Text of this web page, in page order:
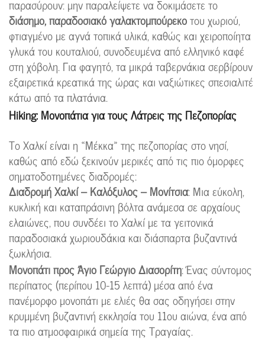
παρασύρουν: μην παραλείψετε να δοκιμάσετε το
διάσημο, παραδοσιακό γαλακτομπούρεκοτου χωριού,
φτιαγμένο με αγνά τοπικά υλικά, καθώς και χειροποίητα
γλυκά του κουταλιού, συνοδευμένα από ελληνικό καφέ
στη χόβολη. Για φαγητό, τα μικρά ταβερνάκια σερβίρουν
εξαιρετικά κρεατικά της ώρας και ναξιώτικες σπεσιαλιτέ
κάτω από τα πλατάνια.
Hiking: Μονοπάτια για τους Λάτρεις της Πεζοπορίας
Το Χαλκί είναι η «Μέκκα» της πεζοπορίας στο νησί,
καθώς από εδώ ξεκινούν μερικές από τις πιο όμορφες
σηματοδοτημένες διαδρομές:
Διαδρομή Χαλκί – Καλόξυλος – Μονίτσια: Μια εύκολη,
κυκλική και καταπράσινη βόλτα ανάμεσα σε αρχαίους
ελαιώνες, που συνδέει το Χαλκί με τα γειτονικά
παραδοσιακά χωριουδάκια και διάσπαρτα βυζαντινά
ξωκλήσια.
Μονοπάτι προς Άγιο Γεώργιο Διασορίτη: Ένας σύντομος
περίπατος (περίπου 10-15 λεπτά) μέσα από ένα
πανέμορφο μονοπάτι με ελιές θα σας οδηγήσει στην
κρυμμένη βυζαντινή εκκλησία του 11ου αιώνα, ένα από
τα πιο ατμοσφαιρικά σημεία της Τραγαίας.